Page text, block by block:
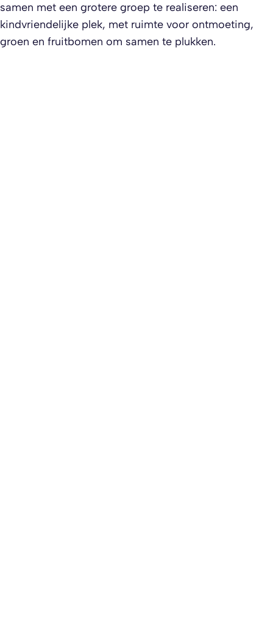
samen met een grotere groep te realiseren: een
kindvriendelijke plek, met ruimte voor ontmoeting,
groen en fruitbomen om samen te plukken.